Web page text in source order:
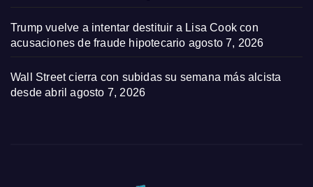
Trump vuelve a intentar destituir a Lisa Cook con
acusaciones de fraude hipotecario agosto 7, 2026
Wall Street cierra con subidas su semana más alcista
desde abril agosto 7, 2026